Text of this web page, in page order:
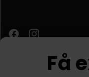
Få